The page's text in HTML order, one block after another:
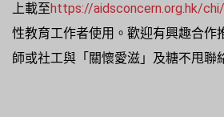
上載至https://aidsconcern.org.hk/
性教育工作者使用。歡迎有興趣合作
師或社工與「關懷愛滋」及糖不甩聯